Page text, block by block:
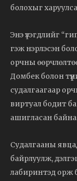
болохыг
Энэ үзэгдлийг
гэж нэрлэсэн
орчны
Домбек болон
судалгаагаар
виртуал бодит
ашигласан
Судалгааны
байрлуулж,
лабиринтэд орж